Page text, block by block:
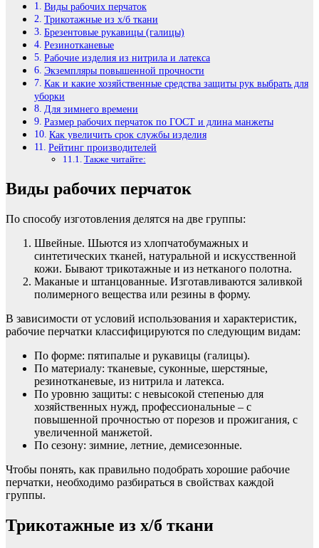
Виды рабочих перчаток
Трикотажные из х/б ткани
Брезентовые рукавицы (галицы)
Резинотканевые
Рабочие изделия из нитрила и латекса
Экземпляры повышенной прочности
Как и какие хозяйственные средства защиты рук выбрать для
уборки
Для зимнего времени
Размер рабочих перчаток по ГОСТ и длина манжеты
Как увеличить срок службы изделия
Рейтинг производителей
Также читайте:
Виды рабочих перчаток
По способу изготовления делятся на две группы:
Швейные. Шьются из хлопчатобумажных и
синтетических тканей, натуральной и искусственной
кожи. Бывают трикотажные и из нетканого полотна.
Маканые и штанцованные. Изготавливаются заливкой
полимерного вещества или резины в форму.
В зависимости от условий использования и характеристик,
рабочие перчатки классифицируются по следующим видам:
По форме: пятипалые и рукавицы (галицы).
По материалу: тканевые, суконные, шерстяные,
резинотканевые, из нитрила и латекса.
По уровню защиты: с невысокой степенью для
хозяйственных нужд, профессиональные – с
повышенной прочностью от порезов и прожигания, с
увеличенной манжетой.
По сезону: зимние, летние, демисезонные.
Чтобы понять, как правильно подобрать хорошие рабочие
перчатки, необходимо разбираться в свойствах каждой
группы.
Трикотажные из х/б ткани